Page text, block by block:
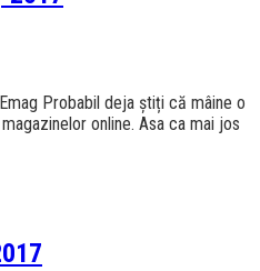
Probabil deja știți că mâine o
online. Asa ca mai jos